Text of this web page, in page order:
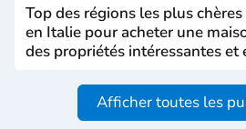
Top des régions les plus
en Italie pour acheter une
des propriétés intéressantes et
Afficher toutes les